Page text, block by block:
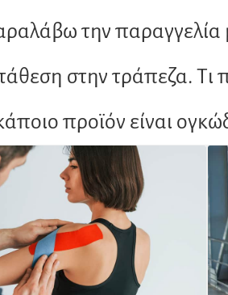
την παραγγελία
στην τράπεζα. Τι
προϊόν είναι